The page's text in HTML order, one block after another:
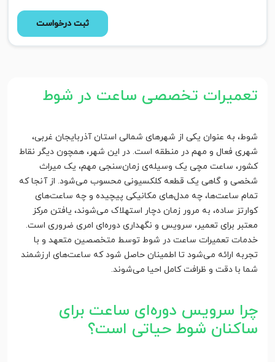
ثبت درخواست
تعمیرات تخصصی ساعت در شوط
شوط، به عنوان یکی از شهرهای شمالی استان آذربایجان غربی،
شهری فعال و مهم در منطقه است. در این شهر، همچون دیگر نقاط
کشور، ساعت مچی یک وسیله‌ی زمان‌سنجی مهم، یک میراث
شخصی و گاهی یک قطعه کلکسیونی محسوب می‌شود. از آنجا که
تمام ساعت‌ها، چه مدل‌های مکانیکی پیچیده و چه ساعت‌های
کوارتز ساده، به مرور زمان دچار استهلاک می‌شوند، یافتن مرکز
معتبر برای تعمیر، سرویس و نگهداری دوره‌ای امری ضروری است.
خدمات تعمیرات ساعت در شوط توسط متخصصین متعهد و با
تجربه ارائه می‌شود تا اطمینان حاصل شود که ساعت‌های ارزشمند
شما با دقت و ظرافت کامل احیا می‌شوند.
چرا سرویس دوره‌ای ساعت برای
ساکنان شوط حیاتی است؟